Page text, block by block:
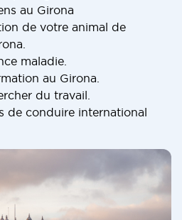
au Girona
de votre animal de
maladie.
au Girona.
du travail.
de conduire international